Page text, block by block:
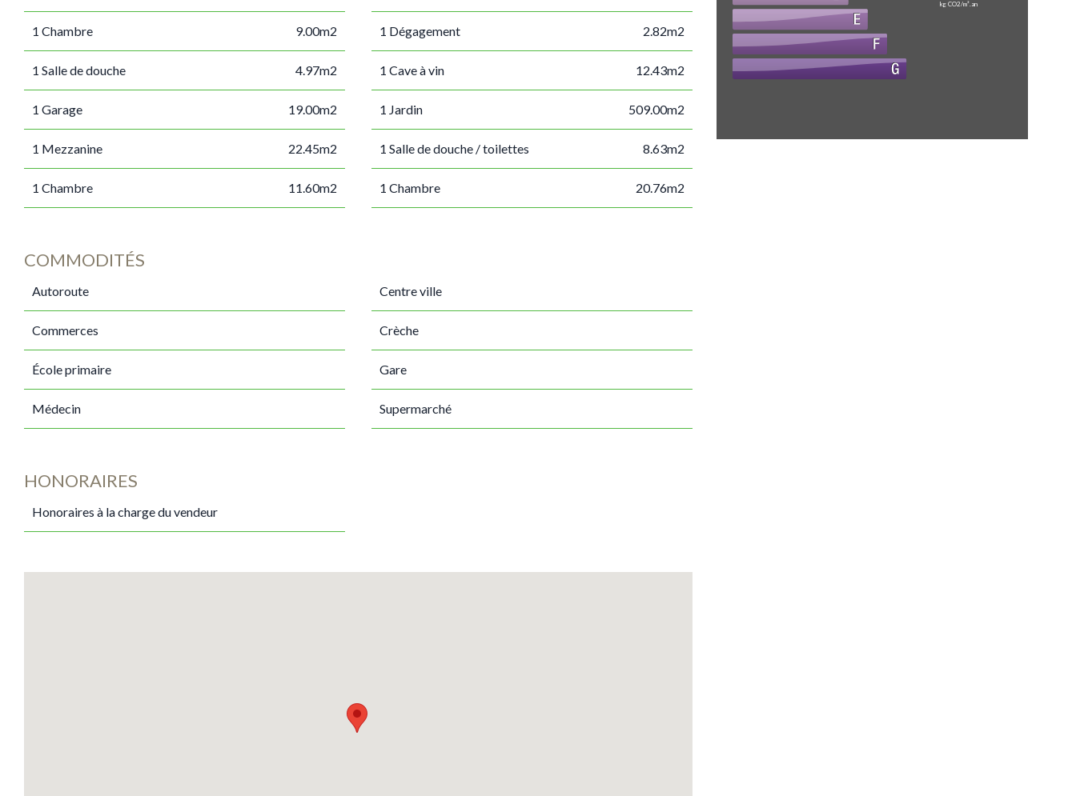
1 Chambre 9.00m2 1 Dégagement 2.82m2
1 Salle de douche 4.97m2 1 Cave à vin 12.43m2
1 Garage 19.00m2 1 Jardin 509.00m2
1 Mezzanine 22.45m2 1 Salle de douche / toilettes 8.63m2
1 Chambre 11.60m2 1 Chambre 20.76m2
COMMODITÉS
Autoroute Centre ville
Commerces Crèche
École primaire Gare
Médecin Supermarché
HONORAIRES
Honoraires à la charge du vendeur
kg CO2/m².an